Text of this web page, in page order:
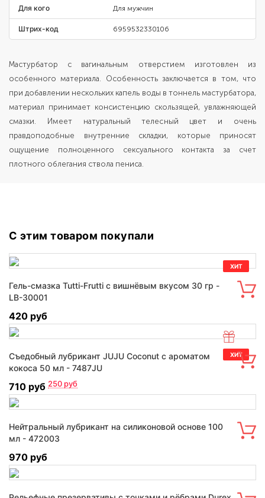
Для кого Для мужчин
Штрих-код 6959532330106
Мастурбатор с вагинальным отверстием изготовлен из
особенного материала. Особенность заключается в том, что
при добавлении нескольких капель воды в тоннель мастурбатора,
материал принимает консистенцию скользящей, увлажняющей
смазки. Имеет натуральный телесный цвет и очень
правдоподобные внутренние складки, которые приносят
ощущение полноценного сексуального контакта за счет
плотного облегания ствола пениса.
С этим товаром покупали
ХИТ
Гель-смазка Tutti-Frutti с вишнёвым вкусом 30 гр -
LB-30001
420 руб
ХИТ
Съедобный лубрикант JUJU Coconut с ароматом
кокоса 50 мл - 7487JU
710 руб 250 руб
Нейтральный лубрикант на силиконовой основе 100
мл - 472003
970 руб